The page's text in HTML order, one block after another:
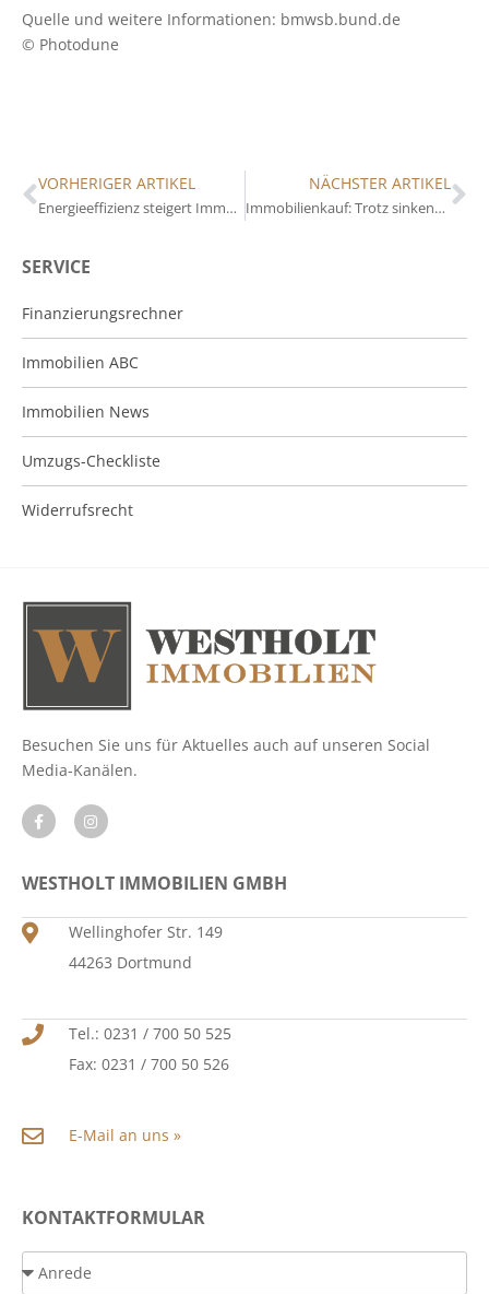
SERVICE
Finanzierungsrechner
Immobilien ABC
Immobilien News
Umzugs-Checkliste
Widerrufsrecht
Quelle und weitere Informationen: bmwsb.bund.de
© Photodune
VORHERIGER ARTIKEL
Energieeffizienz steigert Immobilienwerte deutlich
NÄCHSTER ARTIKEL
Immobilienkauf: Trotz sinkender Preise teurer als Mieten
Besuchen Sie uns für Aktuelles auch auf unseren Social
Media-Kanälen.
WESTHOLT IMMOBILIEN GMBH
Wellinghofer Str. 149
44263 Dortmund
Tel.: 0231 / 700 50 525
Fax: 0231 / 700 50 526
E-Mail an uns »
KONTAKTFORMULAR